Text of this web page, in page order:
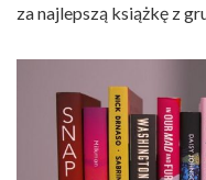
za najlepszą książkę z